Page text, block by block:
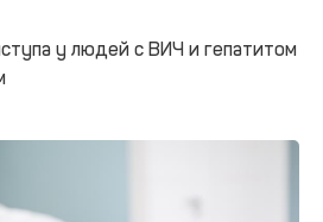
у людей с ВИЧ и гепатитом